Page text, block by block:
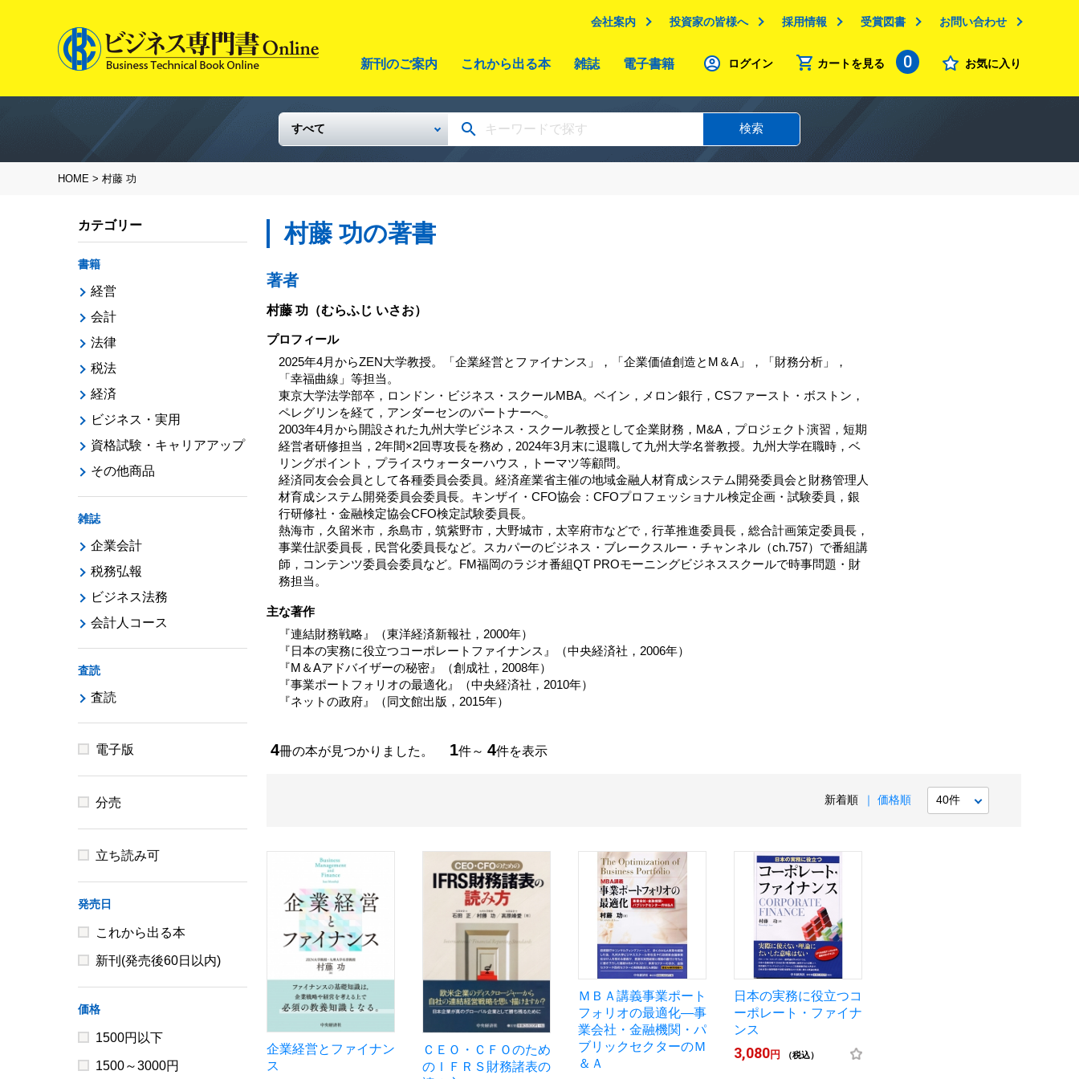
会社案内 投資家の皆様へ 採用情報 受賞図書 お問い合わせ
新刊のご案内 これから出る本 雑誌 電子書籍 ログイン カートを見る 0 お気に入り
検索
HOME > 村藤 功
村藤 功の著書
著者
村藤 功 （むらふじ いさお）
プロフィール
2025年4月からZEN大学教授。「企業経営とファイナンス」，「企業価値創造とM＆A」，「財務分析」，
「幸福曲線」等担当。
東京大学法学部卒，ロンドン・ビジネス・スクールMBA。ベイン，メロン銀行，CSファースト・ボストン，
ペレグリンを経て，アンダーセンのパートナーへ。
2003年4月から開設された九州大学ビジネス・スクール教授として企業財務，M&A，プロジェクト演習，短期
経営者研修担当，2年間×2回専攻長を務め，2024年3月末に退職して九州大学名誉教授。九州大学在職時，ベ
リングポイント，プライスウォーターハウス，トーマツ等顧問。
経済同友会会員として各種委員会委員。経済産業省主催の地域金融人材育成システム開発委員会と財務管理人
材育成システム開発委員会委員長。キンザイ・CFO協会：CFOプロフェッショナル検定企画・試験委員，銀
行研修社・金融検定協会CFO検定試験委員長。
熱海市，久留米市，糸島市，筑紫野市，大野城市，太宰府市などで，行革推進委員長，総合計画策定委員長，
事業仕訳委員長，民営化委員長など。スカパーのビジネス・ブレークスルー・チャンネル（ch.757）で番組講
師，コンテンツ委員会委員など。FM福岡のラジオ番組QT PROモーニングビジネススクールで時事問題・財
務担当。
主な著作
『連結財務戦略』（東洋経済新報社，2000年）
『日本の実務に役立つコーポレートファイナンス』（中央経済社，2006年）
『M＆Aアドバイザーの秘密』（創成社，2008年）
『事業ポートフォリオの最適化』（中央経済社，2010年）
『ネットの政府』（同文館出版，2015年）
4冊の本が見つかりました。 1件～ 4件を表示
新着順 価格順
企業経営とファイナン
ス
ＣＥＯ・ＣＦＯのため
のＩＦＲＳ財務諸表の
ＭＢＡ講義事業ポート
フォリオの最適化―事
業会社・金融機関・パ
ブリックセクターのＭ
＆Ａ
日本の実務に役立つコ
ーポレート・ファイナ
ンス
3,080円 （税込）
カテゴリー
書籍
経営
会計
法律
税法
経済
ビジネス・実用
資格試験・キャリアアップ
その他商品
雑誌
企業会計
税務弘報
ビジネス法務
会計人コース
査読
査読
電子版
分売
立ち読み可
発売日
これから出る本
新刊(発売後60日以内)
価格
1500円以下
1500～3000円